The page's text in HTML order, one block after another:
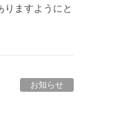
ますようにと
お知らせ